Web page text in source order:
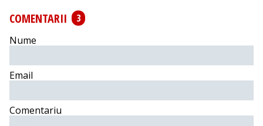
COMENTARII
3
Nume
Email
Comentariu